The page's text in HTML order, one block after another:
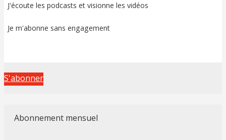
J'écoute les podcasts et visionne les vidéos
Je m'abonne sans engagement
S'abonner
Abonnement mensuel